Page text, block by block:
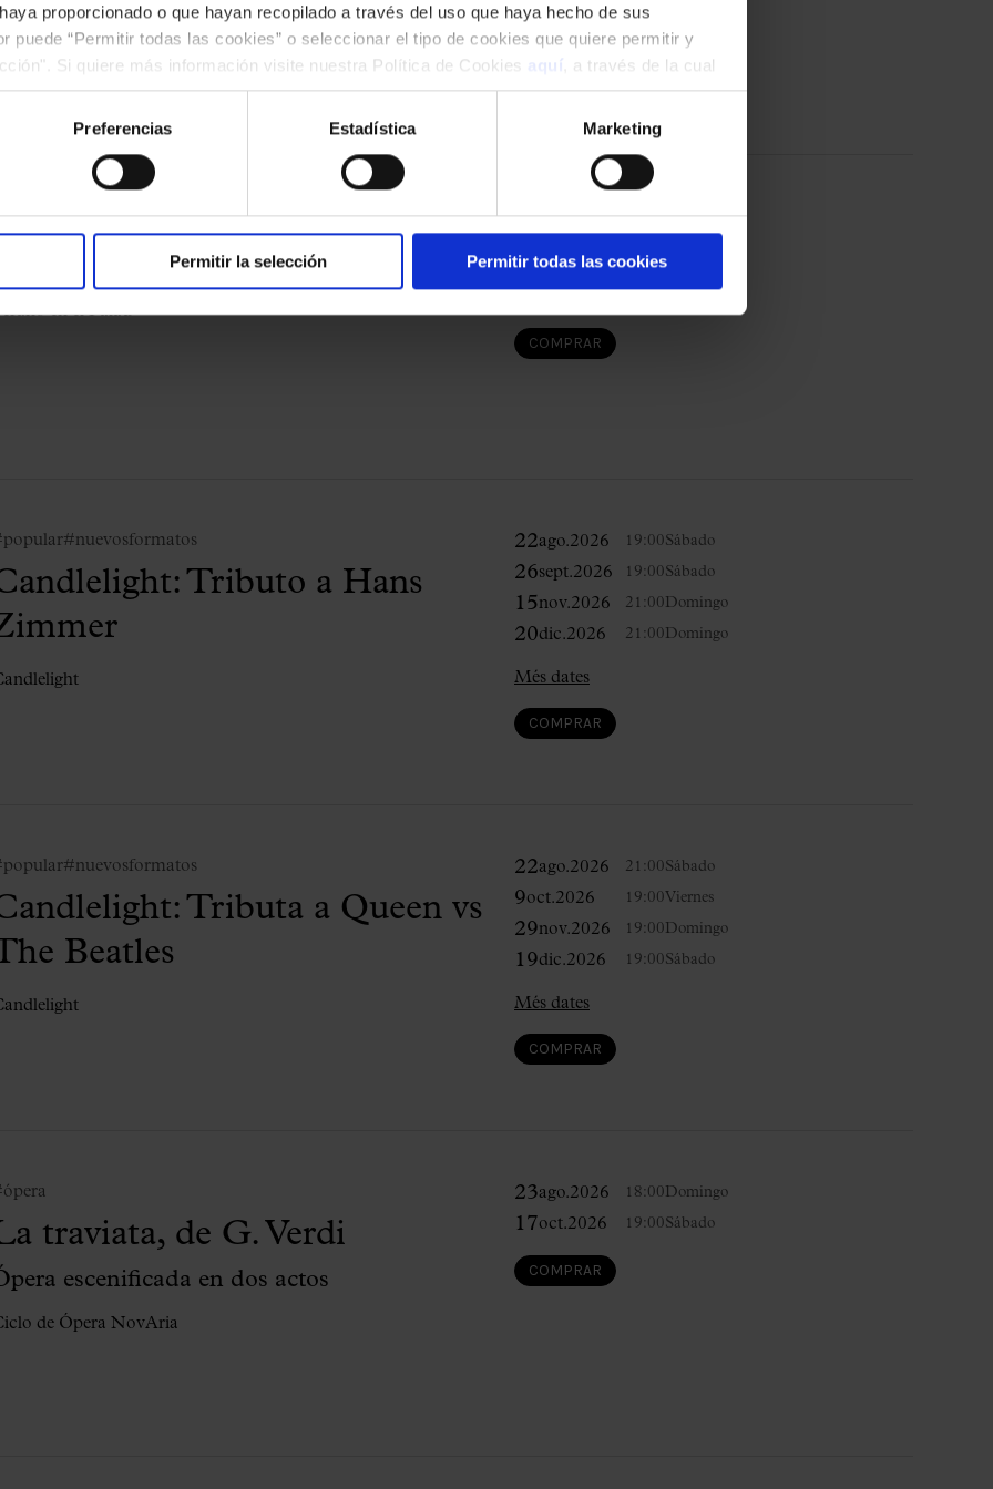
proporcionado o que hayan recopilado a través del uso que haya hecho de sus
puede “Permitir todas las cookies” o seleccionar el tipo de cookies que quiere permitir y
Si quiere más información visite nuestra Política de Cookies aquí
, a través de la cual
las cookies en cualquier momento.”.
Preferencias
Estadística Marketing
Permitir la selección Permitir todas las cookies
de la Guitarra Més dates
COMPRAR
#jóvenestalentos#modernismo
Hong Lin
en el Palau
17agosto2026
20:00
COMPRAR
#nuevosformatos
Tributo a Hans
22ago.2026 19:00Sábado
26sept.2026 19:00Sábado
15nov.2026 21:00Domingo
20dic.2026 21:00Domingo
Més dates
COMPRAR
#nuevosformatos
Tributa a Queen vs
Beatles
22ago.2026 21:00Sábado
9oct.2026 19:00Viernes
29nov.2026 19:00Domingo
19dic.2026 19:00Sábado
Més dates
COMPRAR
traviata, de G. Verdi
escenificada en dos actos
de Ópera NovAria
23ago.2026 18:00Domingo
17oct.2026 19:00Sábado
COMPRAR